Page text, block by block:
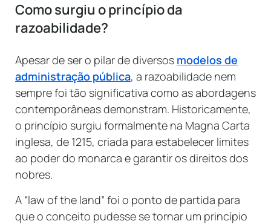
Como surgiu o princípio da
razoabilidade?
Apesar de ser o pilar de diversos modelos de
administração pública, a razoabilidade nem
sempre foi tão significativa como as abordagens
contemporâneas demonstram. Historicamente,
o princípio surgiu formalmente na Magna Carta
inglesa, de 1215, criada para estabelecer limites
ao poder do monarca e garantir os direitos dos
nobres.
A “law of the land” foi o ponto de partida para
que o conceito pudesse se tornar um princípio